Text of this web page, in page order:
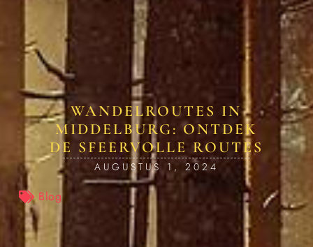
WANDELROUTES IN
MIDDELBURG: ONTDEK
DE SFEERVOLLE ROUTES
AUGUSTUS 1, 2024
Blog